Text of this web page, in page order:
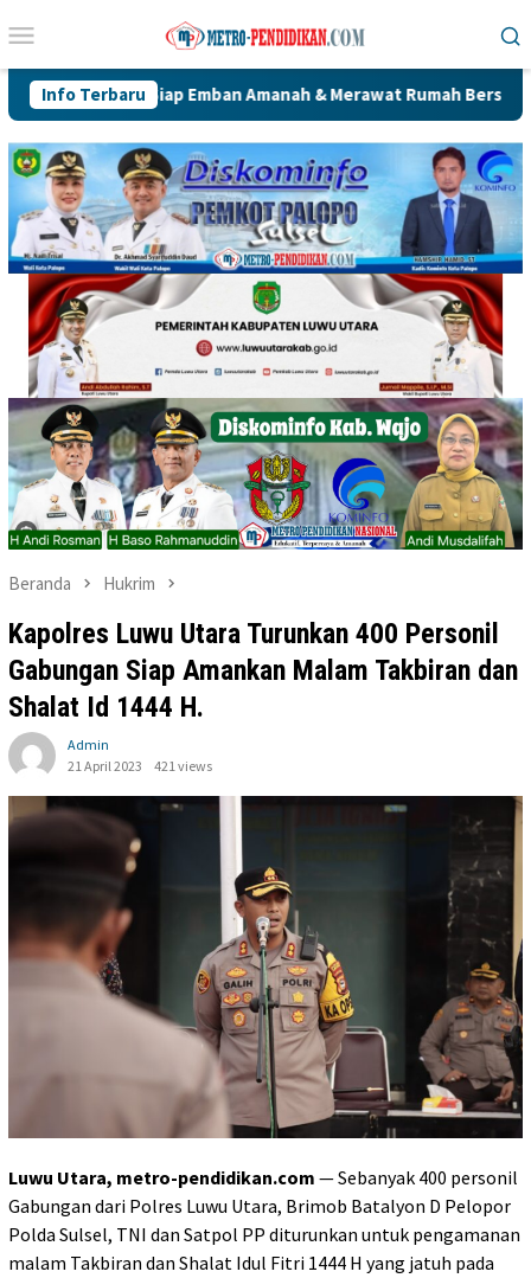
ke
Mobile
Info Terbaru
Emban Amanah & Merawat Rumah Bersama Alumni PWK
Beranda Hukrim
Kapolres Luwu Utara Turunkan 400 Personil
Gabungan Siap Amankan Malam Takbiran dan
Shalat Id 1444 H.
Admin
21 April 2023
421 views
Luwu Utara, metro-pendidikan.com — Sebanyak 400 personil
Gabungan dari Polres Luwu Utara, Brimob Batalyon D Pelopor
Polda Sulsel, TNI dan Satpol PP diturunkan untuk pengamanan
malam Takbiran dan Shalat Idul Fitri 1444 H yang jatuh pada